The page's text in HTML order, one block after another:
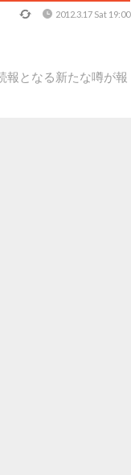
報となる新たな噂が報
2012.3.17 Sat 19:00